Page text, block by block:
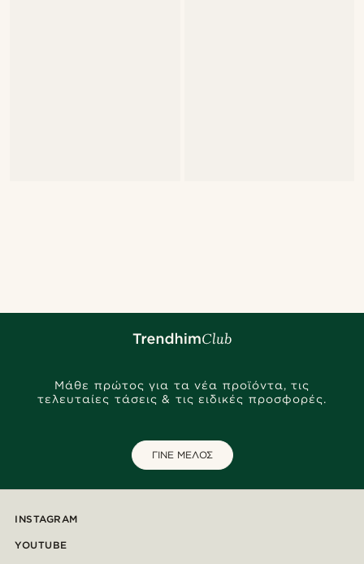
Μάθε πρώτος για τα νέα προϊόντα, τις
τελευταίες τάσεις & τις ειδικές προσφορές.
ΓΙΝΕ ΜΕΛΟΣ
INSTAGRAM
YOUTUBE